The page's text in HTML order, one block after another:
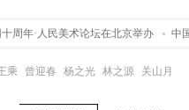
年·人民美术论坛在北京举办 中国
乘 曾迎春 杨之光 林之源 关山月